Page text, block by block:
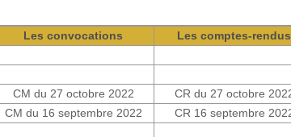
Les convocations Les comptes-rendus
CM du 27 octobre 2022 CR du 27 octobre
CM du 16 septembre 2022 CR 16 septembre